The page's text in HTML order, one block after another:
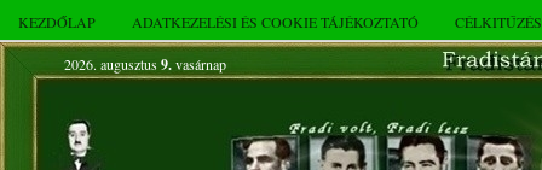
KEZDŐLAP ADATKEZELÉSI ÉS COOKIE TÁJÉKOZTATÓ
2026. augusztus 9.vasárnap